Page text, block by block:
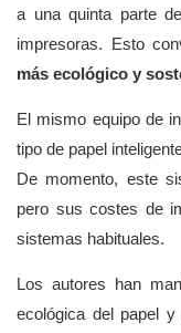
a una quinta parte
impresoras. Esto
más ecológico y
El mismo equipo de
tipo de papel
De momento, este
pero sus costes de
sistemas habituales.
Los autores han
ecológica del papel